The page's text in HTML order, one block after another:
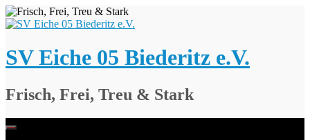
Springe
zum
SV Eiche 05 Biederitz e.V.
Frisch, Frei, Treu & Stark